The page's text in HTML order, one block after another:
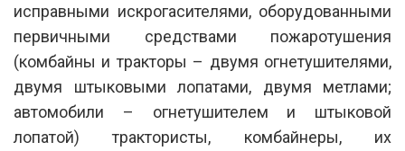
исправными искрогасителями, оборудованными
первичными средствами пожаротушения
(комбайны и тракторы – двумя огнетушителями,
двумя штыковыми лопатами, двумя метлами;
автомобили – огнетушителем и штыковой
лопатой) трактористы, комбайнеры, их